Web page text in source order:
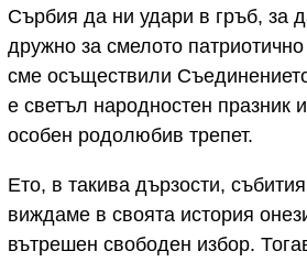
Сърбия да ни удари в гръб, за
дружно за смелото
сме осъществили
е светъл народностен празник
особен родолюбив трепет.
Ето, в такива дързости,
виждаме в своята история
вътрешен свободен избор.